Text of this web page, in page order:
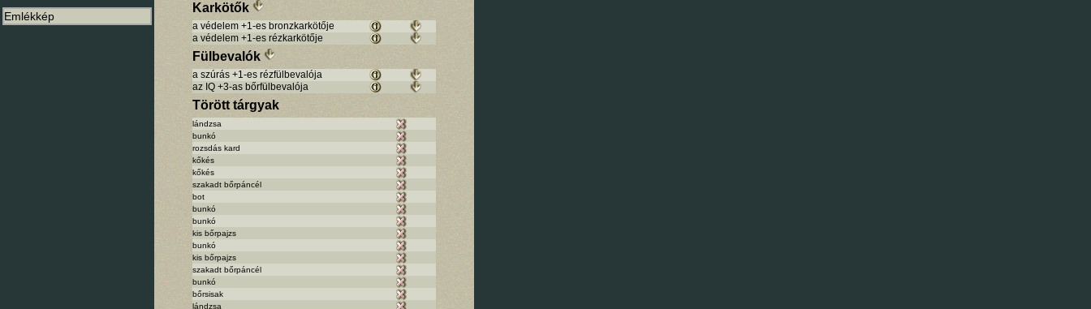
Karkötők
a védelem +1-es bronzkarkötője
a védelem +1-es rézkarkötője
Fülbevalók
a szúrás +1-es rézfülbevalója
az IQ +3-as bőrfülbevalója
Törött tárgyak
lándzsa
bunkó
rozsdás kard
kőkés
kőkés
szakadt bőrpáncél
bot
bunkó
bunkó
kis bőrpajzs
bunkó
kis bőrpajzs
szakadt bőrpáncél
bunkó
bőrsisak
lándzsa